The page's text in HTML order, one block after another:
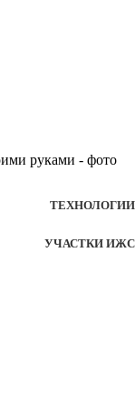
ТЕХНОЛОГИИ
УЧАСТКИ ИЖС